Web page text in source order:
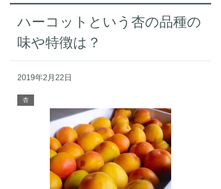
ハーコットという杏の品種の
味や特徴は？
2019年2月22日
杏